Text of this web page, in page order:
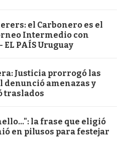
el Carbonero es el
Intermedio con
PAÍS Uruguay
Justicia prorrogó las
denunció amenazas y
traslados
la frase que eligió
en pilusos para festejar